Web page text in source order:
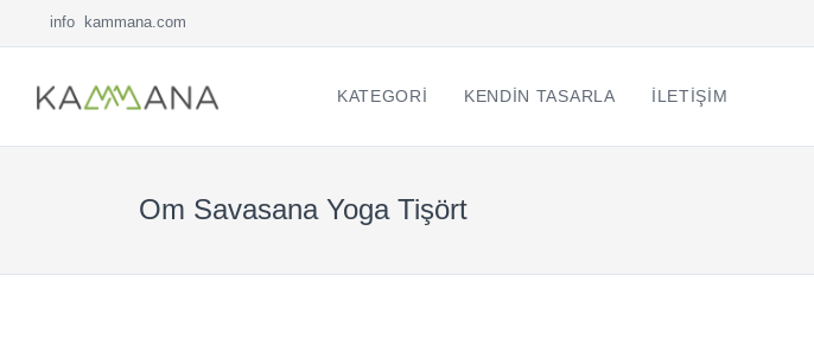
info kammana.com
KATEGORI KENDIN TASARLA İLETIŞIM
Om Savasana Yoga Tişört